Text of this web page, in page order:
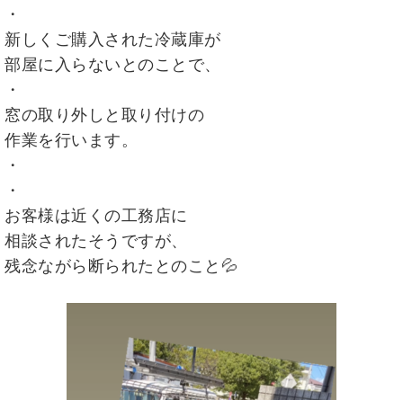
・
新しくご購入された冷蔵庫が
部屋に入らないとのことで、
・
窓の取り外しと取り付けの
作業を行います。
・
・
お客様は近くの工務店に
相談されたそうですが、
残念ながら断られたとのこと💦